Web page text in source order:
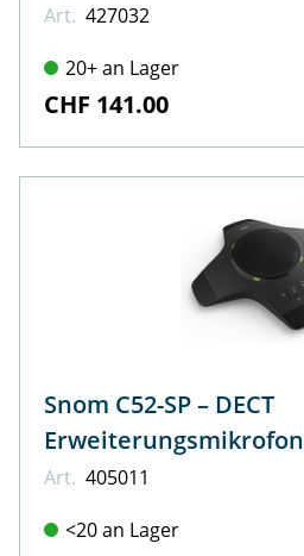
Art. 427032
20+ an Lager
CHF 141.00
Snom C52-SP – DECT
Erweiterungsmikrofon
Art. 405011
<20 an Lager